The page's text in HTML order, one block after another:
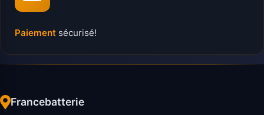
Paiement sécurisé!
Francebatterie